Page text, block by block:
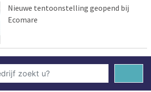
Nieuwe tentoonstelling geopend bij
Ecomare